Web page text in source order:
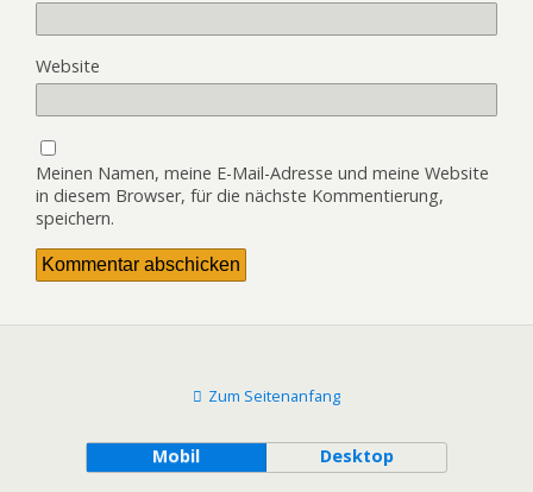
Website
Meinen Namen, meine E-Mail-Adresse und meine Website
in diesem Browser, für die nächste Kommentierung,
speichern.
Zum Seitenanfang
Mobil Desktop